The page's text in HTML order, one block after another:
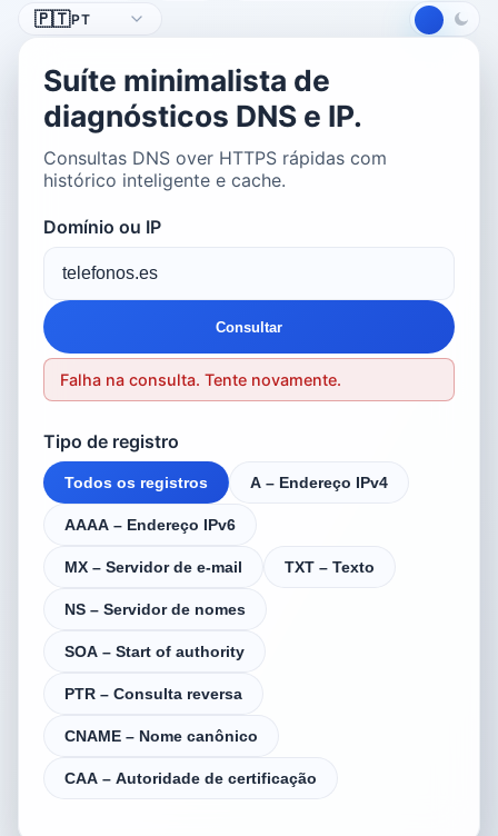
Idioma
🇵🇹PT
Suíte minimalista de
diagnósticos DNS e IP.
Consultas DNS over HTTPS rápidas com
histórico inteligente e cache.
Domínio ou IP
Consultar
Falha na consulta. Tente novamente.
Tipo de registro
Todos os registros A – Endereço IPv4
AAAA – Endereço IPv6
MX – Servidor de e-mail TXT – Texto
NS – Servidor de nomes
SOA – Start of authority
PTR – Consulta reversa
CNAME – Nome canônico
CAA – Autoridade de certificação